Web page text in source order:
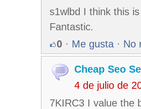
s1wlbd I think this
Fantastic.
0 · Me gusta · No
Cheap Seo
4 de julio de
7KIRC3 I value the